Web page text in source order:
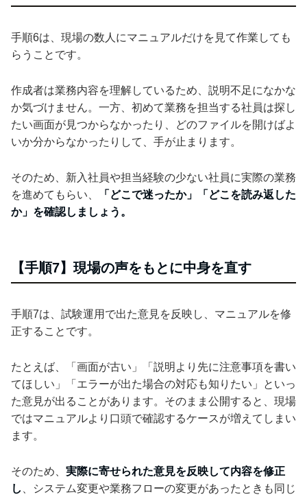
手順6は、現場の数人にマニュアルだけを見て作業しても
らうことです。
作成者は業務内容を理解しているため、説明不足になかな
か気づけません。一方、初めて業務を担当する社員は探し
たい画面が見つからなかったり、どのファイルを開けばよ
いか分からなかったりして、手が止まります。
そのため、新入社員や担当経験の少ない社員に実際の業務
を進めてもらい、
「どこで迷ったか」「どこを読み返した
か」を確認しましょう。
【手順7】現場の声をもとに中身を直す
手順7は、試験運用で出た意見を反映し、マニュアルを修
正することです。
たとえば、「画面が古い」「説明より先に注意事項を書い
てほしい」「エラーが出た場合の対応も知りたい」といっ
た意見が出ることがあります。そのまま公開すると、現場
ではマニュアルより口頭で確認するケースが増えてしまい
ます。
そのため、 実際に寄せられた意見を反映して内容を修正
し 、システム変更や業務フローの変更があったときも同じ